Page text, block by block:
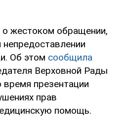
о жестоком обращении,
Об этом сообщила
Верховной Рады
презентации
прав
помощь.